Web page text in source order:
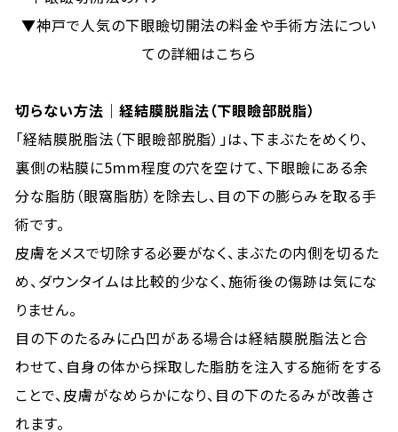
▼神戸で人気の下眼瞼切開法の料金や手術方法につい
ての詳細はこちら
切らない方法｜経結膜脱脂法（下眼瞼部脱脂）
「経結膜脱脂法（下眼瞼部脱脂）」は、下まぶたをめくり、
裏側の粘膜に5mm程度の穴を空けて、下眼瞼にある余
分な脂肪（眼窩脂肪）を除去し、目の下の膨らみを取る手
術です。
皮膚をメスで切除する必要がなく、まぶたの内側を切るた
め、ダウンタイムは比較的少なく、施術後の傷跡は気にな
りません。
目の下のたるみに凸凹がある場合は経結膜脱脂法と合
わせて、自身の体から採取した脂肪を注入する施術をする
ことで、皮膚がなめらかになり、目の下のたるみが改善さ
れます。